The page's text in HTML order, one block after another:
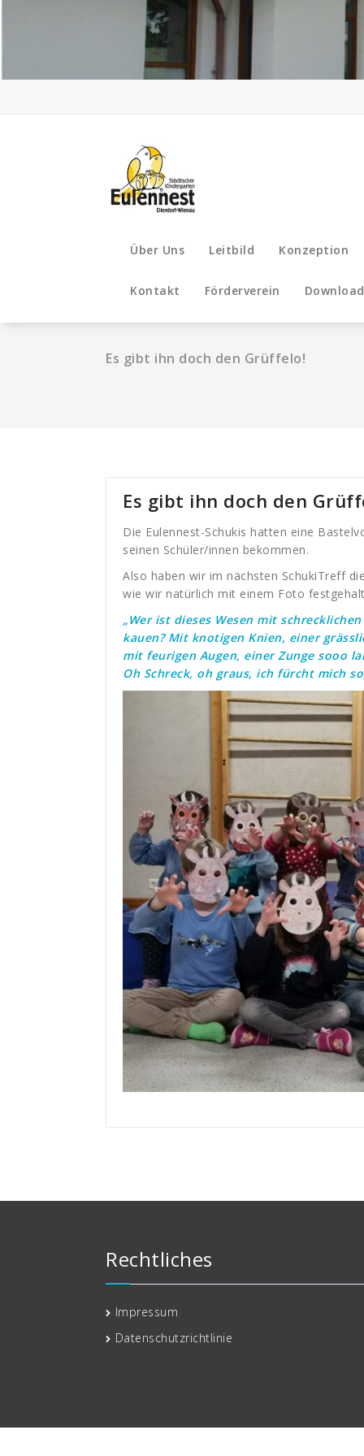
Über Uns Leitbild Konzeption
Kontakt Förderverein
Es gibt ihn doch den Grüffelo!
Es gibt ihn doch den
Die Eulennest-Schukis hatten eine
seinen Schüler/innen bekommen.
Also haben wir im nächsten SchukiTreff
wie wir natürlich mit einem Foto
„Wer ist dieses Wesen mit
kauen? Mit knotigen Knien, einer
mit feurigen Augen, einer Zunge sooo
Oh Schreck, oh graus, ich fürcht mich
Rechtliches
Impressum
Datenschutzrichtlinie